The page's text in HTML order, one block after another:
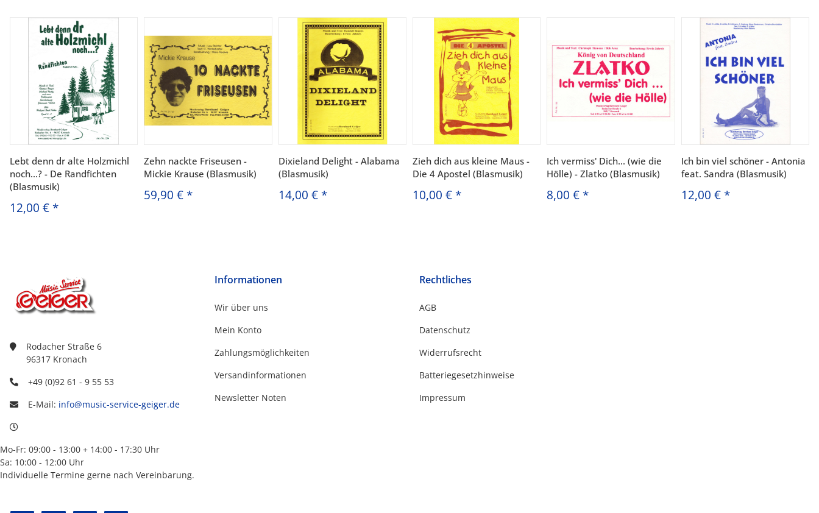
Lebt denn dr alte Holzmichl
noch...? - De Randfichten
(Blasmusik)
12,00 € *
Zehn nackte Friseusen -
Mickie Krause (Blasmusik)
59,90 € *
Dixieland Delight - Alabama
(Blasmusik)
14,00 € *
Zieh dich aus kleine Maus -
Die 4 Apostel (Blasmusik)
10,00 € *
Ich vermiss' Dich... (wie die
Hölle) - Zlatko (Blasmusik)
8,00 € *
Ich bin viel schöner - Antonia
feat. Sandra (Blasmusik)
12,00 € *
Rodacher Straße 6
96317 Kronach
+49 (0)92 61 - 9 55 53
E-Mail: info@music-service-geiger.de
Mo-Fr: 09:00 - 13:00 + 14:00 - 17:30 Uhr
Sa: 10:00 - 12:00 Uhr
Individuelle Termine gerne nach Vereinbarung.
Informationen
Wir über uns
Mein Konto
Zahlungsmöglichkeiten
Versandinformationen
Newsletter Noten
Rechtliches
AGB
Datenschutz
Widerrufsrecht
Batteriegesetzhinweise
Impressum